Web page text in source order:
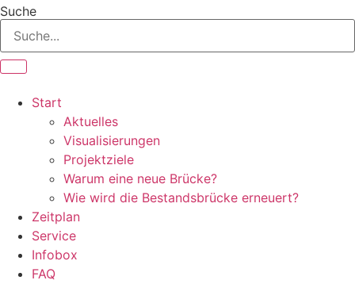
Zum
Inhalt
springen
Suche
Start
Aktuelles
Visualisierungen
Projektziele
Warum eine neue Brücke?
Wie wird die Bestandsbrücke erneuert?
Zeitplan
Service
Infobox
FAQ